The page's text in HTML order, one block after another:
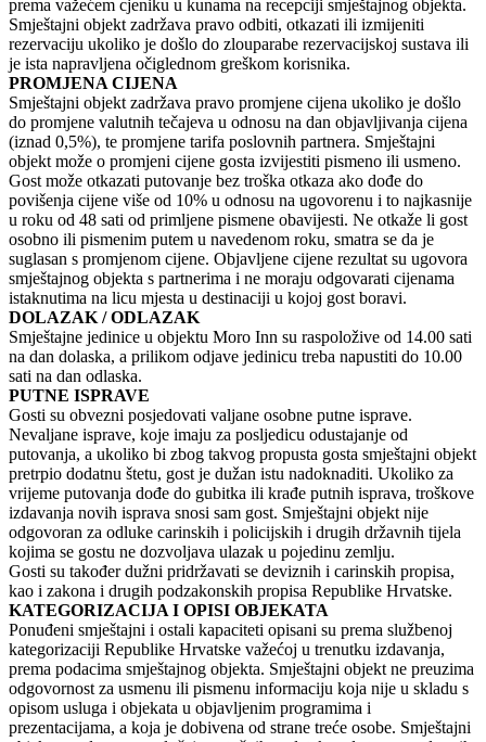
prema važećem cjeniku u kunama na recepciji smještajnog objekta.
Smještajni objekt zadržava pravo odbiti, otkazati ili izmijeniti
rezervaciju ukoliko je došlo do zlouparabe rezervacijskoj sustava ili
je ista napravljena očiglednom greškom korisnika.
PROMJENA CIJENA
Smještajni objekt zadržava pravo promjene cijena ukoliko je došlo
do promjene valutnih tečajeva u odnosu na dan objavljivanja cijena
(iznad 0,5%), te promjene tarifa poslovnih partnera. Smještajni
objekt može o promjeni cijene gosta izvijestiti pismeno ili usmeno.
Gost može otkazati putovanje bez troška otkaza ako dođe do
povišenja cijene više od 10% u odnosu na ugovorenu i to najkasnije
u roku od 48 sati od primljene pismene obavijesti. Ne otkaže li gost
osobno ili pismenim putem u navedenom roku, smatra se da je
suglasan s promjenom cijene. Objavljene cijene rezultat su ugovora
smještajnog objekta s partnerima i ne moraju odgovarati cijenama
istaknutima na licu mjesta u destinaciji u kojoj gost boravi.
DOLAZAK / ODLAZAK
Smještajne jedinice u objektu Moro Inn su raspoložive od 14.00 sati
na dan dolaska, a prilikom odjave jedinicu treba napustiti do 10.00
sati na dan odlaska.
PUTNE ISPRAVE
Gosti su obvezni posjedovati valjane osobne putne isprave.
Nevaljane isprave, koje imaju za posljedicu odustajanje od
putovanja, a ukoliko bi zbog takvog propusta gosta smještajni objekt
pretrpio dodatnu štetu, gost je dužan istu nadoknaditi. Ukoliko za
vrijeme putovanja dođe do gubitka ili krađe putnih isprava, troškove
izdavanja novih isprava snosi sam gost. Smještajni objekt nije
odgovoran za odluke carinskih i policijskih i drugih državnih tijela
kojima se gostu ne dozvoljava ulazak u pojedinu zemlju.
Gosti su također dužni pridržavati se deviznih i carinskih propisa,
kao i zakona i drugih podzakonskih propisa Republike Hrvatske.
KATEGORIZACIJA I OPISI OBJEKATA
Ponuđeni smještajni i ostali kapaciteti opisani su prema službenoj
kategorizaciji Republike Hrvatske važećoj u trenutku izdavanja,
prema podacima smještajnog objekta. Smještajni objekt ne preuzima
odgovornost za usmenu ili pismenu informaciju koja nije u skladu s
opisom usluga i objekata u objavljenim programima i
prezentacijama, a koja je dobivena od strane treće osobe. Smještajni